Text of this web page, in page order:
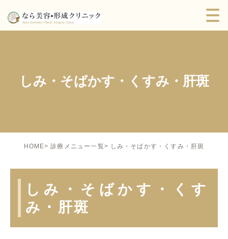
しみ・そばかす・くすみ・肝斑
HOME 診療メニュー一覧 しみ・そばかす・くすみ・肝斑
しみ・そばかす・くす
み・肝斑